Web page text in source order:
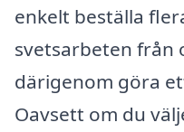
enkelt beställa
svetsarbeten från
därigenom göra
Oavsett om du